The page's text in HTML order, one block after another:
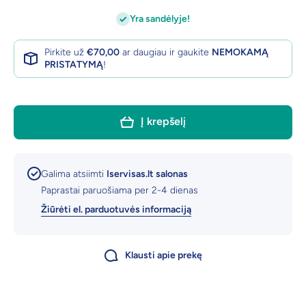
Yra sandėlyje!
Pirkite už €70,00 ar daugiau ir gaukite NEMOKAMĄ
PRISTATYMĄ!
Į krepšelį
Galima atsiimti Iservisas.lt salonas
Paprastai paruošiama per 2-4 dienas
Žiūrėti el. parduotuvės informaciją
Klausti apie prekę